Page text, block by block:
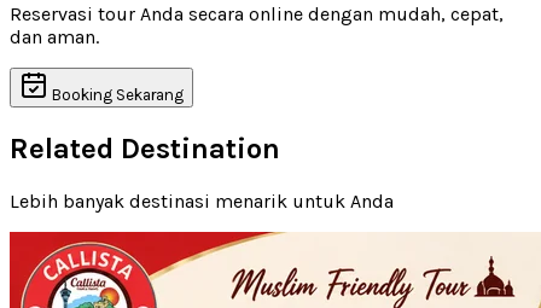
Reservasi tour Anda secara online dengan mudah, cepat,
dan aman.
Booking Sekarang
Related Destination
Lebih banyak destinasi menarik untuk Anda